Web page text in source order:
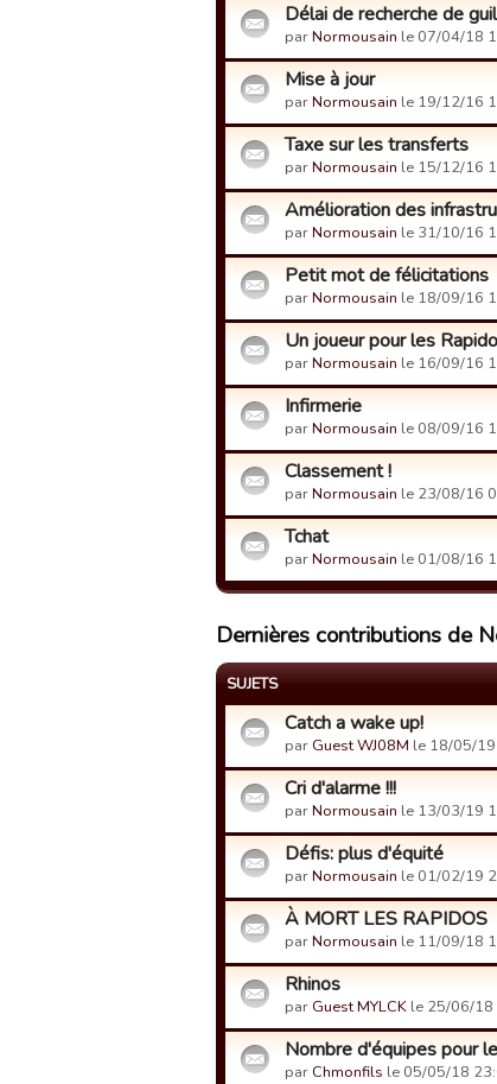
Délai de recherche de
parNormousain le 07/04/18
Mise à jour
parNormousain le 19/12/16
Taxe sur les transferts
parNormousain le 15/12/16
Amélioration des
parNormousain le 31/10/16
Petit mot de félicitations
parNormousain le 18/09/16
Un joueur pour les
parNormousain le 16/09/16
Infirmerie
parNormousain le 08/09/16
Classement !
parNormousain le 23/08/16
Tchat
parNormousain le 01/08/16
Dernières contributions de
SUJETS
Catch a wake up!
par Guest WJ08M le 18/05/
Cri d'alarme !!!
parNormousain le 13/03/19
Défis: plus d'équité
parNormousain le 01/02/19
À MORT LES RAPIDOS
parNormousain le 11/09/18
Rhinos
par Guest MYLCK le 25/06/18
Nombre d'équipes pour
par Chmonfils le 05/05/18